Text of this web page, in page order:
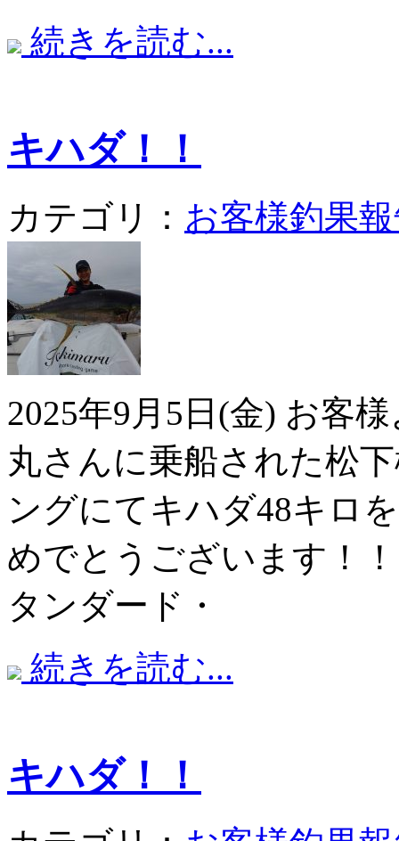
続きを読む...
キハダ！！
カテゴリ： お客様釣果
2025年9月5日(金) お客
丸さんに乗船された松
ングにてキハダ48キロ
めでとうございます！
タンダード・
続きを読む...
キハダ！！